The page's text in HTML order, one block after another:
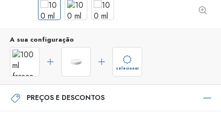
A sua configuração
selecionar
PREÇOS E DESCONTOS